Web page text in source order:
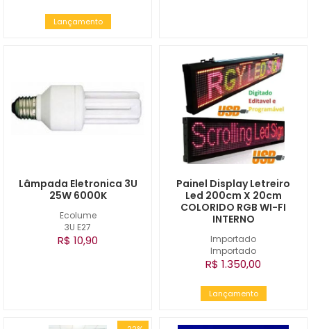
Lançamento
Ecolume
3U E27
Lâmpada Eletronica 3U
25W 6000K
R$ 10,90
Importado
Importado
Painel Display Letreiro
Led 200cm X 20cm
COLORIDO RGB WI-FI
INTERNO
R$ 1.350,00
Lançamento